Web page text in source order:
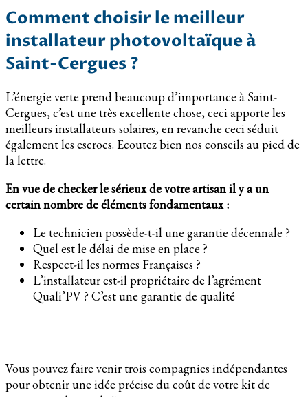
Comment choisir le meilleur
installateur photovoltaïque à
Saint-Cergues ?
L’énergie verte prend beaucoup d’importance à Saint-
Cergues, c’est une très excellente chose, ceci apporte les
meilleurs installateurs solaires, en revanche ceci séduit
également les escrocs. Ecoutez bien nos conseils au pied de
la lettre.
En vue de checker le sérieux de votre artisan il y a un
certain nombre de éléments fondamentaux :
Le technicien possède-t-il une garantie décennale ?
Quel est le délai de mise en place ?
Respect-il les normes Françaises ?
L’installateur est-il propriétaire de l’agrément
Quali’PV ? C’est une garantie de qualité
Vous pouvez faire venir trois compagnies indépendantes
pour obtenir une idée précise du coût de votre kit de